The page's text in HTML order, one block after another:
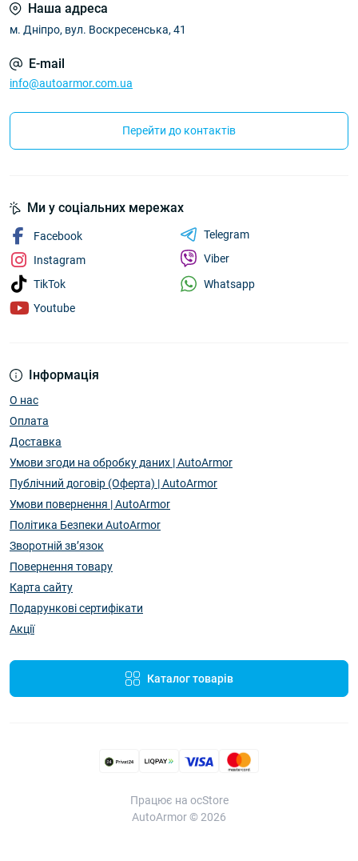
Наша адреса
м. Дніпро, вул. Воскресенська, 41
E-mail
info@autoarmor.com.ua
Перейти до контактів
Інформація
О нас
Оплата
Доставка
Умови згоди на обробку даних | AutoArmor
Публічний договір (Оферта) | AutoArmor
Умови повернення | AutoArmor
Політика Безпеки AutoArmor
Зворотній зв’язок
Повернення товару
Карта сайту
Подарункові сертифікати
Акції
Каталог товарів
Ми у соціальних мережах
Facebook
Instagram
TikTok
Youtube
Telegram
Viber
Whatsapp
Працює на ocStore
AutoArmor © 2026